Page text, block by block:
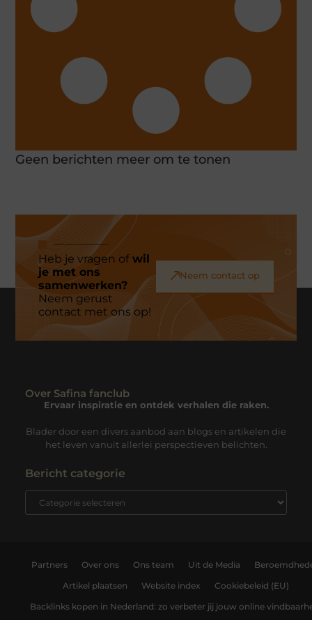
Geen berichten meer om te tonen
Heb je vragen ofwil
je met ons
samenwerken?
Neem gerust
contact met ons op!
Neem contact op
Over Safina fanclub
Ervaar inspiratie en ontdek verhalen die raken.
Blader door een divers aanbod aan blogs en artikelen die
het leven vanuit allerlei perspectieven belichten.
Bericht categorie
Partners Over ons Ons team Uit de Media
Artikel plaatsen Website index Cookiebeleid (EU)
Backlinks kopen in Nederland: zo verbeter jij jouw online